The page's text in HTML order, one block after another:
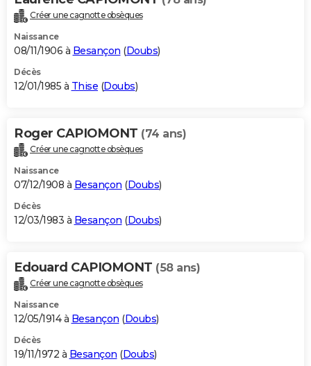
Créer une cagnotte obsèques
Naissance
08/11/1906 à Besançon (Doubs)
Décès
12/01/1985 à Thise (Doubs)
Roger CAPIOMONT (74 ans)
Créer une cagnotte obsèques
Naissance
07/12/1908 à Besançon (Doubs)
Décès
12/03/1983 à Besançon (Doubs)
Edouard CAPIOMONT (58 ans)
Créer une cagnotte obsèques
Naissance
12/05/1914 à Besançon (Doubs)
Décès
19/11/1972 à Besançon (Doubs)